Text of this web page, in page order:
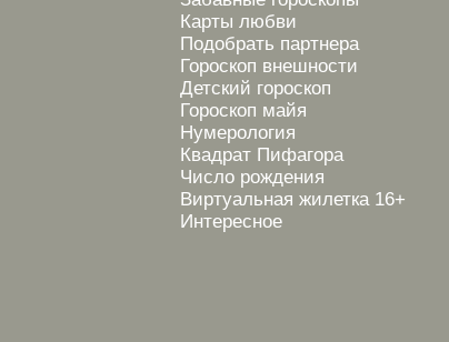
Карты любви
Подобрать партнера
Гороскоп внешности
Детский гороскоп
Гороскоп майя
Нумерология
Квадрат Пифагора
Число рождения
Виртуальная жилетка 16+
Интересное